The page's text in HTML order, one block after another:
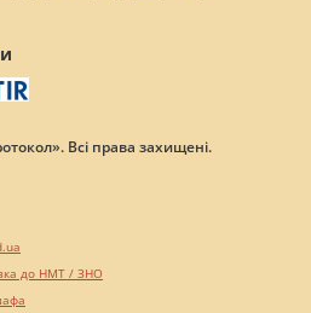
Всі права захищені.
до НМТ / ЗНО